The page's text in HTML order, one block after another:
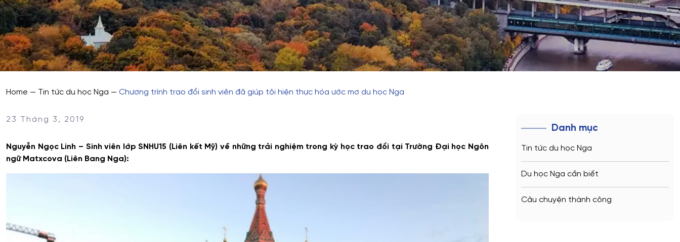
Home — Tin tức du học Nga — Chương trình trao đổi sinh viên đã giúp tôi hiện thực hóa ước mơ du học Nga
23 Tháng 3, 2019
Nguyễn Ngọc Linh – Sinh viên lớp SNHU15 (Liên kết Mỹ) về những trải nghiệm trong kỳ học trao đổi tại Trường Đại học Ngôn
ngữ Matxcova (Liên Bang Nga):
Danh mục
Tin tức du học Nga
Du học Nga cần biết
Câu chuyện thành công